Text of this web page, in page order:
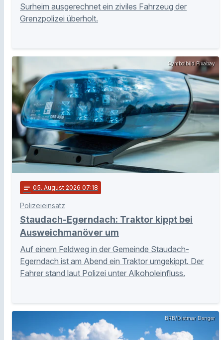
Surheim ausgerechnet ein ziviles Fahrzeug der
Grenzpolizei überholt.
Symbolbild Pixabay
notes 05. August 2026 07:18
Polizeieinsatz
Staudach-Egerndach: Traktor kippt bei
Ausweichmanöver um
Auf einem Feldweg in der Gemeinde Staudach-
Egerndach ist am Abend ein Traktor umgekippt. Der
Fahrer stand laut Polizei unter Alkoholeinfluss.
BRB/Dietmar Denger